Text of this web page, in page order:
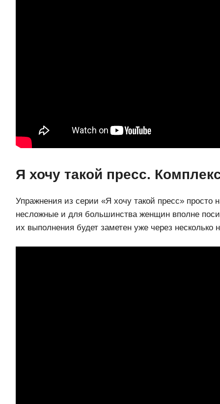
Я хочу такой пресс.
Упражнения из серии «Я хочу такой пресс» просто
несложные и для большинства женщин вполне
их выполнения будет заметен уже через несколько